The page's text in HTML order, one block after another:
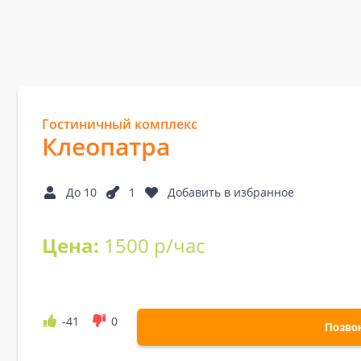
Гостиничный комплекс
Клеопатра
До 10 1 Добавить в избранное
Цена: 1500 р/час
-41 0